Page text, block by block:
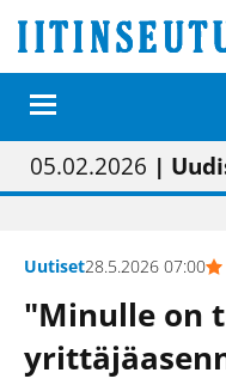
01.02.2026 | Painon
05.02.2026 |
23.04.2026 |
09.05.2026| "Maalla on
Uutiset28.5.2026 07:00
"Minulle on